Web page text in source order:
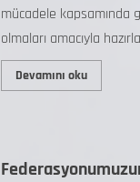
mücadele kapsamında
olmaları amacıyla
Devamını oku